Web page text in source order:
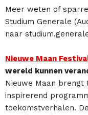
Meer weten of
Studium Generale
naar
Nieuwe Maan
wereld kunnen
Nieuwe Maan brengt
inspirerend
toekomstverhalen.